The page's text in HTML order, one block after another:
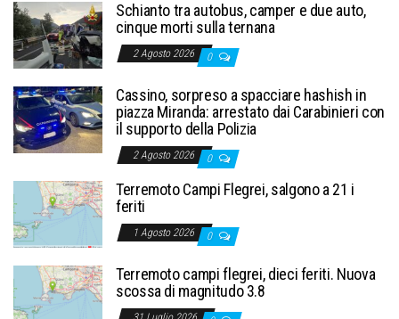
Schianto tra autobus, camper e due auto,
cinque morti sulla ternana
2 Agosto 2026 0
Cassino, sorpreso a spacciare hashish in
piazza Miranda: arrestato dai Carabinieri con
il supporto della Polizia
2 Agosto 2026 0
Terremoto Campi Flegrei, salgono a 21 i
feriti
1 Agosto 2026 0
Terremoto campi flegrei, dieci feriti. Nuova
scossa di magnitudo 3.8